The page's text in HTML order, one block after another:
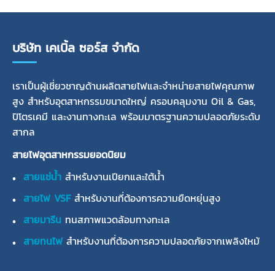
บริษัท เคเบิ้ล ซอร์ส จำกัด
เราเป็นผู้เชี่ยวชาญด้านผลิตสายไฟและจำหน่ายสายไฟคุณภาพ
สูง สำหรับอุตสาหกรรมขนาดใหญ่ ครอบคลุมงาน Oil & Gas,
ปิโตรเคมี และงานทางทะเล พร้อมมาตรฐานความปลอดภัยระดับ
สากล
สายไฟอุตสาหกรรมยอดนิยม
สายแช่น้ำ สำหรับงานเปียกและใต้น้ำ
สายไฟ VSF สำหรับงานที่ต้องการความยืดหยุ่นสูง
สายมารีน ทนสภาพแวดล้อมทางทะเล
สายทนไฟ สำหรับงานที่ต้องการความปลอดภัยจากเพลิงไหม้